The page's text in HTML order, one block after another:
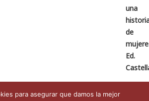
para asegurar que damos la mejor